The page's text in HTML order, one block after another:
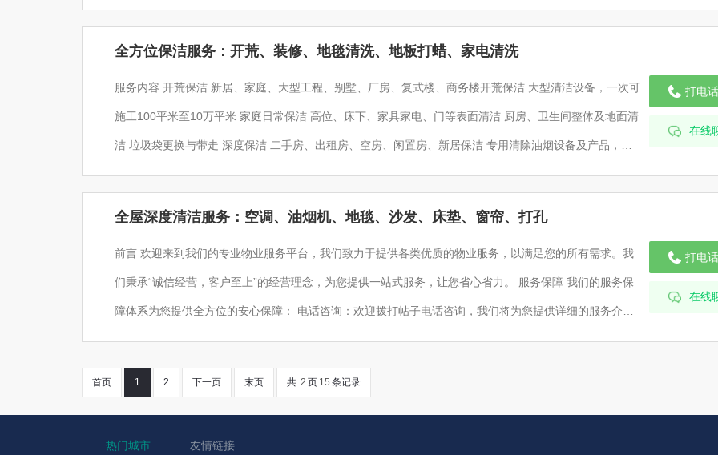
广告牌清洗 地毯清洗：宾馆地毯、家庭地毯、酒店地毯、商务楼地毯、办公区地毯、纯毛块毯、纤维块
全方位保洁服务：开荒、装修、地毯清洗、地板打蜡、家电清洗
服务内容 开荒保洁 新居、家庭、大型工程、别墅、厂房、复式楼、商务楼开荒保洁 大型清洁设备，一次可
施工100平米至10万平米 家庭日常保洁 高位、床下、家具家电、门等表面清洁 厨房、卫生间整体及地面清
洁 垃圾袋更换与带走 深度保洁 二手房、出租房、空房、闲置房、新居保洁 专用清除油烟设备及产品，去
除常年污垢 地毯清洗 会所、山庄、写字楼、家用地毯清洗 进口设备，清洗消毒，除螨 别墅开荒保洁 针对
打电话
在线
全屋深度清洁服务：空调、油烟机、地毯、沙发、床垫、窗帘、打孔
前言 欢迎来到我们的专业物业服务平台，我们致力于提供各类优质的物业服务，以满足您的所有需求。我
们秉承“诚信经营，客户至上”的经营理念，为您提供一站式服务，让您省心省力。 服务保障 我们的服务保
障体系为您提供全方位的安心保障： 电话咨询：欢迎拨打帖子电话咨询，我们将为您提供详细的服务介绍
和解答您的疑问。 支付定金：在您确认服务后，支付定金以确保服务安排。 上门服务：我们的专业服务团
队将按时上门，为您提供优质的服务。 客户验收：服务完
打电话
在线
首页 1 2 下一页 末页 共 2 页 15 条记录
热门城市 友情链接